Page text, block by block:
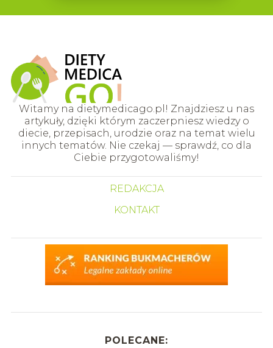
Witamy na dietymedicago.pl! Znajdziesz u nas
artykuły, dzięki którym zaczerpniesz wiedzy o
diecie, przepisach, urodzie oraz na temat wielu
innych tematów. Nie czekaj — sprawdź, co dla
Ciebie przygotowaliśmy!
REDAKCJA
KONTAKT
POLECANE: